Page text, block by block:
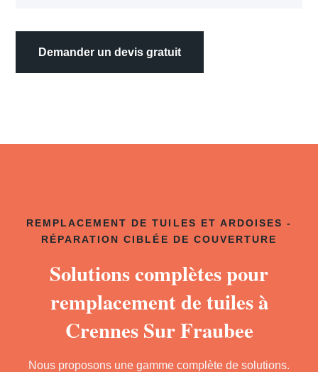
Demander un devis gratuit
REMPLACEMENT DE TUILES ET ARDOISES -
RÉPARATION CIBLÉE DE COUVERTURE
Solutions complètes pour
remplacement de tuiles à
Crennes Sur Fraubee
Nous proposons une gamme complète de solutions.